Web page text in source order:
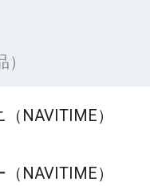
NAVITIME）
NAVITIME）